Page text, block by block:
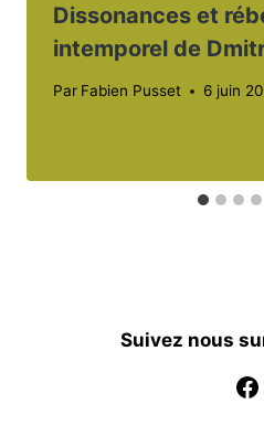
Dissonances et
intemporel de
Par Fabien Pusset 6 juin
Suivez nous